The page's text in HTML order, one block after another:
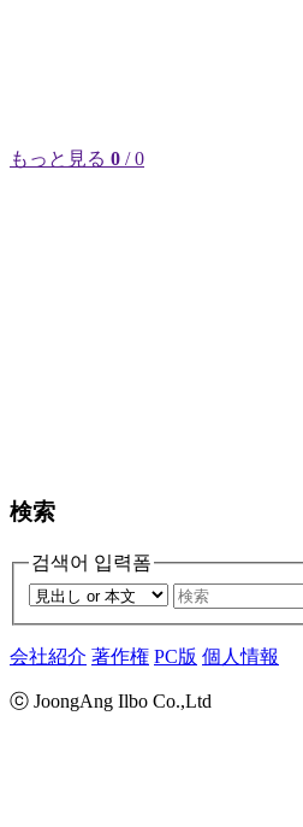
もっと見る 0 / 0
検索
검색어 입력폼
会社紹介 著作権 PC版 個人情報
ⓒ JoongAng Ilbo Co.,Ltd